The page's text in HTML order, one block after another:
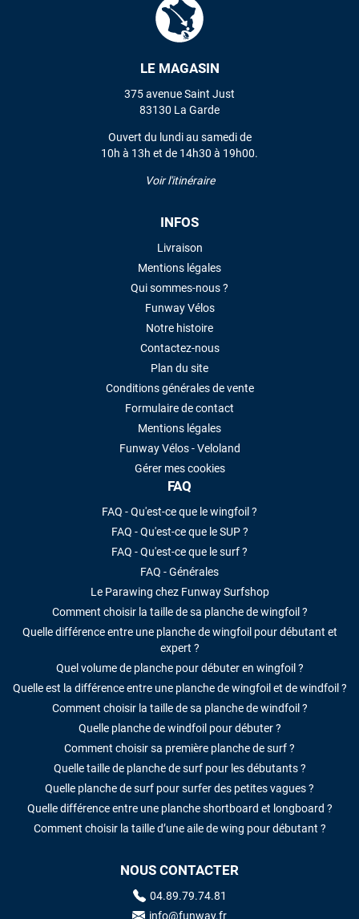
LE MAGASIN
375 avenue Saint Just
83130 La Garde
Ouvert du lundi au samedi de
10h à 13h et de 14h30 à 19h00.
Voir l'itinéraire
INFOS
Livraison
Mentions légales
Qui sommes-nous ?
Funway Vélos
Notre histoire
Contactez-nous
Plan du site
Conditions générales de vente
Formulaire de contact
Mentions légales
Funway Vélos - Veloland
Gérer mes cookies
FAQ
FAQ - Qu'est-ce que le wingfoil ?
FAQ - Qu'est-ce que le SUP ?
FAQ - Qu'est-ce que le surf ?
FAQ - Générales
Le Parawing chez Funway Surfshop
Comment choisir la taille de sa planche de wingfoil ?
Quelle différence entre une planche de wingfoil pour débutant et
expert ?
Quel volume de planche pour débuter en wingfoil ?
Quelle est la différence entre une planche de wingfoil et de windfoil ?
Comment choisir la taille de sa planche de windfoil ?
Quelle planche de windfoil pour débuter ?
Comment choisir sa première planche de surf ?
Quelle taille de planche de surf pour les débutants ?
Quelle planche de surf pour surfer des petites vagues ?
Quelle différence entre une planche shortboard et longboard ?
Comment choisir la taille d’une aile de wing pour débutant ?
NOUS CONTACTER
04.89.79.74.81
info@funway.fr